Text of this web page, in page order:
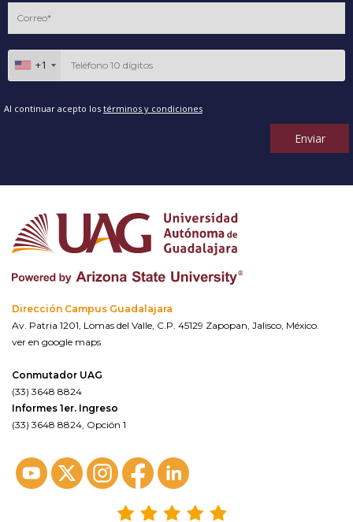
+1
Al continuar acepto los términos y condiciones
Enviar
Dirección Campus Guadalajara
Av. Patria 1201, Lomas del Valle, C.P. 45129 Zapopan, Jalisco, México.
ver en google maps
Conmutador UAG
(33) 3648 8824
Informes 1er. Ingreso
(33) 3648 8824, Opción 1